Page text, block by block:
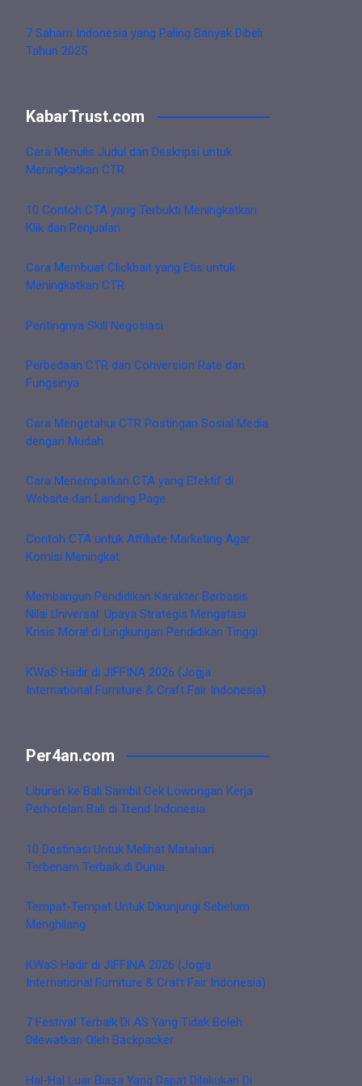
7 Saham Indonesia yang Paling Banyak Dibeli
Tahun 2025
KabarTrust.com
Cara Menulis Judul dan Deskripsi untuk
Meningkatkan CTR
10 Contoh CTA yang Terbukti Meningkatkan
Klik dan Penjualan
Cara Membuat Clickbait yang Etis untuk
Meningkatkan CTR
Pentingnya Skill Negosiasi
Perbedaan CTR dan Conversion Rate dan
Fungsinya
Cara Mengetahui CTR Postingan Sosial Media
dengan Mudah
Cara Menempatkan CTA yang Efektif di
Website dan Landing Page
Contoh CTA untuk Affiliate Marketing Agar
Komisi Meningkat
Membangun Pendidikan Karakter Berbasis
Nilai Universal: Upaya Strategis Mengatasi
Krisis Moral di Lingkungan Pendidikan Tinggi
KWaS Hadir di JIFFINA 2026 (Jogja
International Furniture & Craft Fair Indonesia)
Per4an.com
Liburan ke Bali Sambil Cek Lowongan Kerja
Perhotelan Bali di Trend Indonesia
10 Destinasi Untuk Melihat Matahari
Terbenam Terbaik di Dunia
Tempat-Tempat Untuk Dikunjungi Sebelum
Menghilang
KWaS Hadir di JIFFINA 2026 (Jogja
International Furniture & Craft Fair Indonesia)
7 Festival Terbaik Di AS Yang Tidak Boleh
Dilewatkan Oleh Backpacker
Hal-Hal Luar Biasa Yang Dapat Dilakukan Di